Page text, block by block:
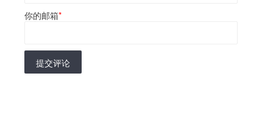
你的邮箱*
提交评论